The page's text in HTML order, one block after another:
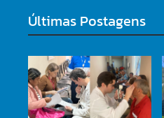
Últimas Postagens